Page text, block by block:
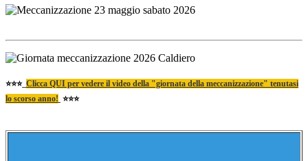
⭐⭐⭐ Clicca QUI per vedere il video della "giornata della meccanizzazione" tenutasi
lo scorso anno! ⭐⭐⭐